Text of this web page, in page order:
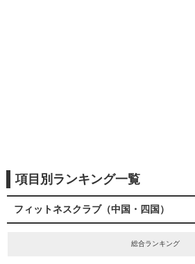
項目別ランキング一覧
フィットネスクラブ（中国・四国）
総合ランキング